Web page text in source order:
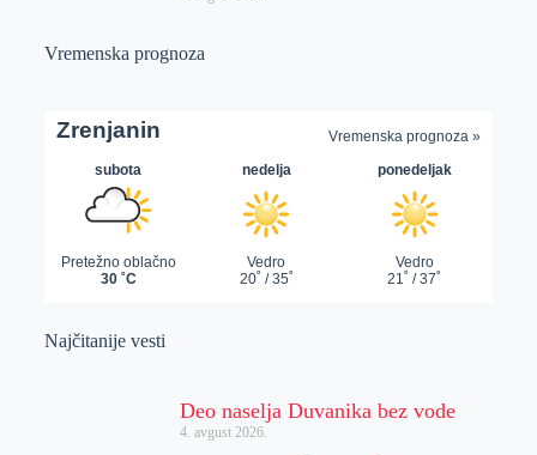
Vremenska prognoza
Najčitanije vesti
Deo naselja Duvanika bez vode
4. avgust 2026.